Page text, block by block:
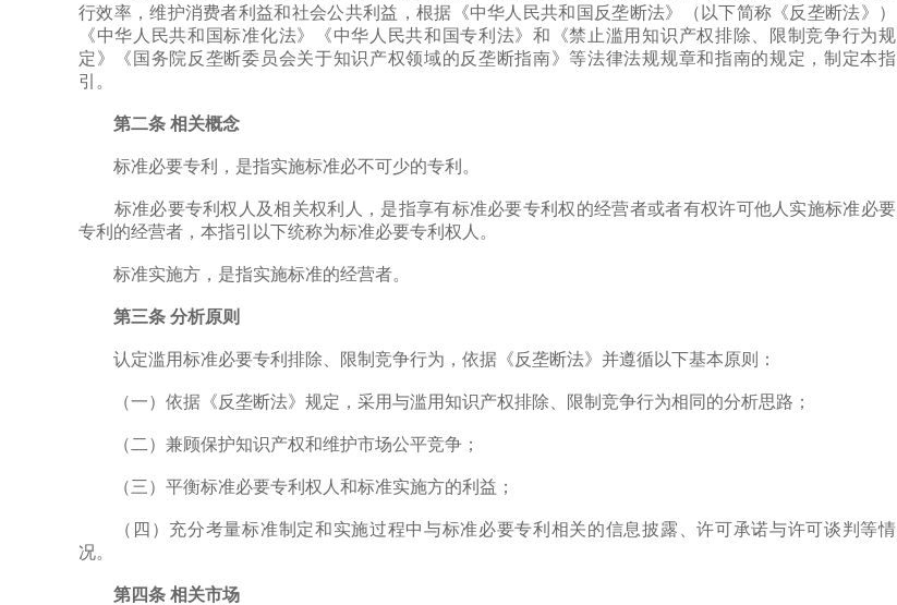
行效率，维护消费者利益和社会公共利益，根据《中华人民共和国反垄断法》（以下简称《反垄断法》）
《中华人民共和国标准化法》《中华人民共和国专利法》和《禁止滥用知识产权排除、限制竞争行为规
定》《国务院反垄断委员会关于知识产权领域的反垄断指南》等法律法规规章和指南的规定，制定本指
引。
第二条 相关概念
标准必要专利，是指实施标准必不可少的专利。
标准必要专利权人及相关权利人，是指享有标准必要专利权的经营者或者有权许可他人实施标准必要
专利的经营者，本指引以下统称为标准必要专利权人。
标准实施方，是指实施标准的经营者。
第三条 分析原则
认定滥用标准必要专利排除、限制竞争行为，依据《反垄断法》并遵循以下基本原则：
（一）依据《反垄断法》规定，采用与滥用知识产权排除、限制竞争行为相同的分析思路；
（二）兼顾保护知识产权和维护市场公平竞争；
（三）平衡标准必要专利权人和标准实施方的利益；
（四）充分考量标准制定和实施过程中与标准必要专利相关的信息披露、许可承诺与许可谈判等情
况。
第四条 相关市场